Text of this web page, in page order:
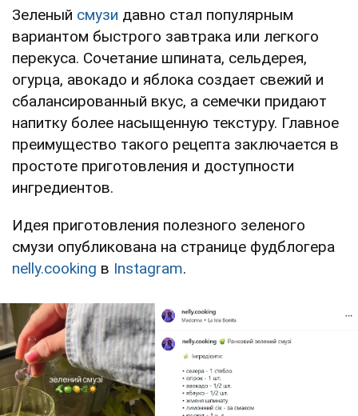
Зеленый смузи давно стал популярным
вариантом быстрого завтрака или легкого
перекуса. Сочетание шпината, сельдерея,
огурца, авокадо и яблока создает свежий и
сбалансированный вкус, а семечки придают
напитку более насыщенную текстуру. Главное
преимущество такого рецепта заключается в
простоте приготовления и доступности
ингредиентов.
Идея приготовления полезного зеленого
смузи опубликована на странице фудблогера
nelly.cooking в Instagram.